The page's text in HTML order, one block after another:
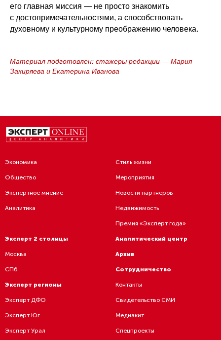
его главная миссия — не просто знакомить
с достопримечательностями, а способствовать
духовному и культурному преображению человека.
Материал подготовлен: стажеры редакции — Мария
Закиряева и Екатерина Иванова
Экономика
Общество
Экспертное мнение
Аналитика
Стиль жизни
Мероприятия
Новости партнеров
Недвижимость
Премия «Эксперт года»
Эксперт 2 столицы
Москва
СПб
Эксперт регионы
Эксперт ДФО
Эксперт Юг
Эксперт Урал
Аналитический центр
Архив
Сотрудничество
Контакты
Свидетельство СМИ
Медиакит
Спецпроекты